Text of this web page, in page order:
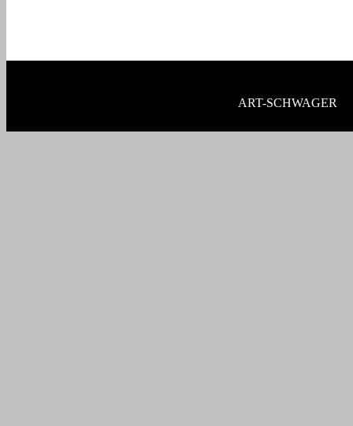
ART-SCHWAGER